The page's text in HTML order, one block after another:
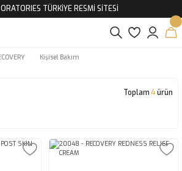
TÜRKİYE RESMİ SİTESİ
Kişisel Bakım
Toplam4ürün